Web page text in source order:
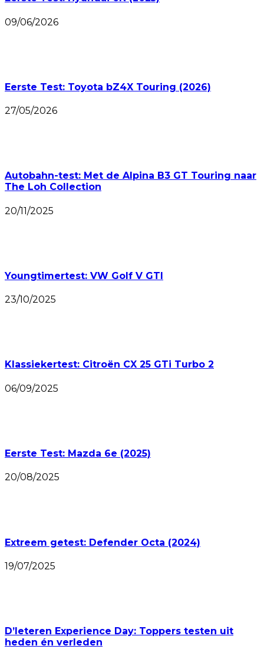
09/06/2026
Eerste Test: Toyota bZ4X Touring (2026)
27/05/2026
Autobahn-test: Met de Alpina B3 GT Touring naar
The Loh Collection
20/11/2025
Youngtimertest: VW Golf V GTI
23/10/2025
Klassiekertest: Citroën CX 25 GTi Turbo 2
06/09/2025
Eerste Test: Mazda 6e (2025)
20/08/2025
Extreem getest: Defender Octa (2024)
19/07/2025
D’Ieteren Experience Day: Toppers testen uit
heden én verleden